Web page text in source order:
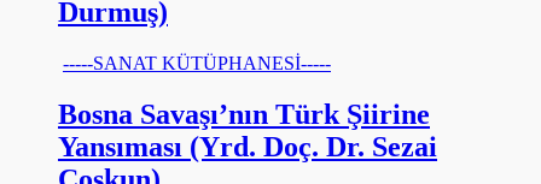
Durmuş)
-----SANAT KÜTÜPHANESİ-----
Bosna Savaşı’nın Türk Şiirine
Yansıması (Yrd. Doç. Dr. Sezai